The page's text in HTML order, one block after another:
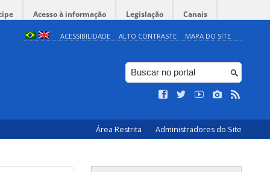
Acesso à informação Legislação Canais
ACESSIBILIDADE ALTO CONTRASTE MAPA DO SITE
Área Restrita Administradores do Site